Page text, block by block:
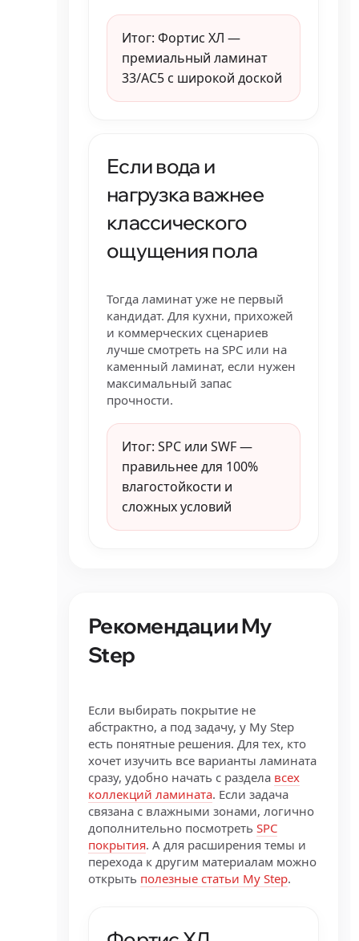
Итог: Фортис ХЛ —
премиальный ламинат
33/AC5 с широкой доской
Если вода и
нагрузка важнее
классического
ощущения пола
Тогда ламинат уже не первый
кандидат. Для кухни, прихожей
и коммерческих сценариев
лучше смотреть на SPC или на
каменный ламинат, если нужен
максимальный запас
прочности.
Итог: SPC или SWF —
правильнее для 100%
влагостойкости и
сложных условий
Рекомендации My
Step
Если выбирать покрытие не
абстрактно, а под задачу, у My Step
есть понятные решения. Для тех, кто
хочет изучить все варианты ламината
сразу, удобно начать с раздела всех
коллекций ламината. Если задача
связана с влажными зонами, логично
дополнительно посмотретьSPC
покрытия. А для расширения темы и
перехода к другим материалам можно
открыть полезные статьи My Step.